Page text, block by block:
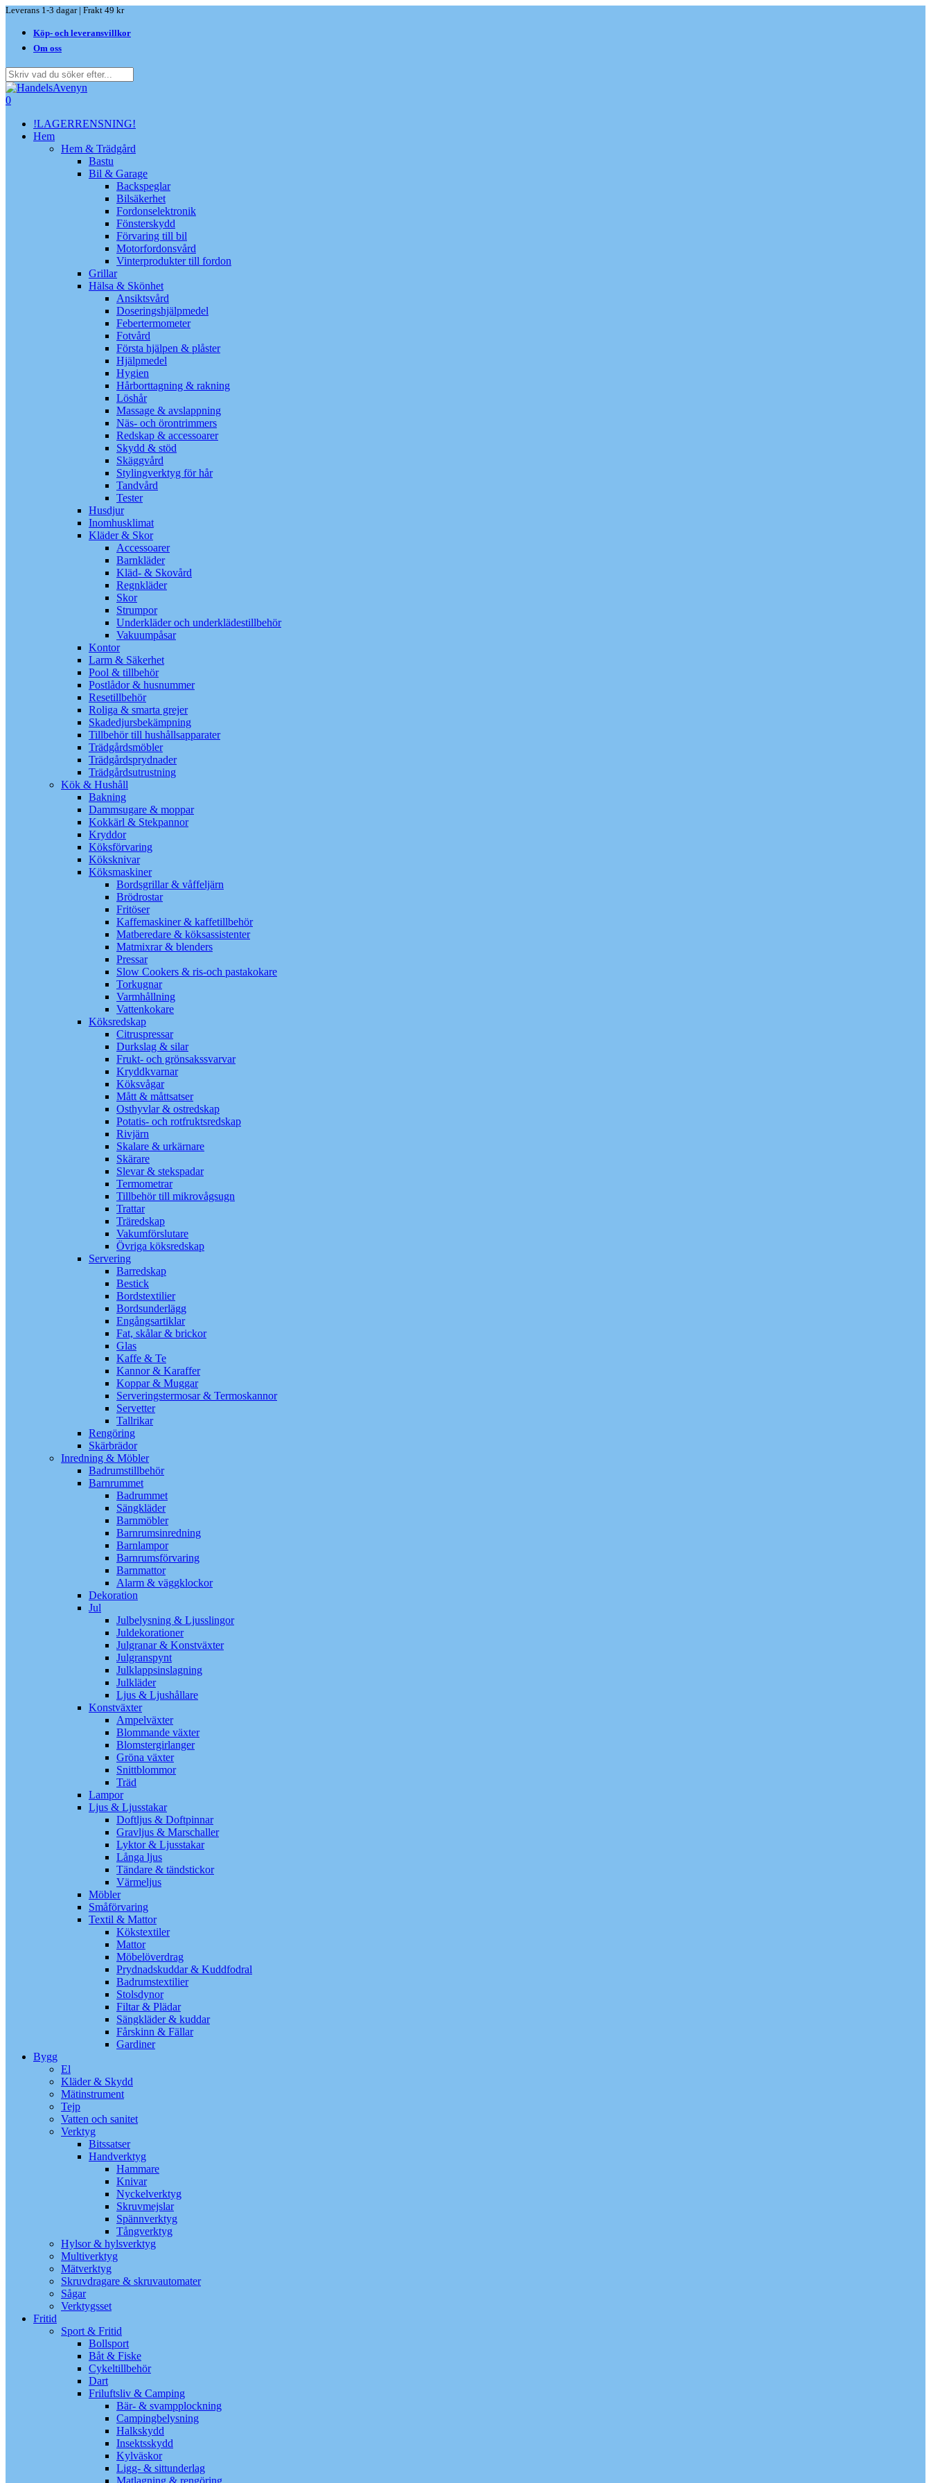
Skip
main
content
Leverans 1-3 dagar | Frakt 49 kr
Köp- och leveransvillkor
Om oss
Close
Search
search
0
!LAGERRENSNING!
Hem
Hem & Trädgård
Bastu
Bil & Garage
Backspeglar
Bilsäkerhet
Fordonselektronik
Fönsterskydd
Förvaring till bil
Motorfordonsvård
Vinterprodukter till fordon
Grillar
Hälsa & Skönhet
Ansiktsvård
Doseringshjälpmedel
Febertermometer
Fotvård
Första hjälpen & plåster
Hjälpmedel
Hygien
Hårborttagning & rakning
Löshår
Massage & avslappning
Näs- och örontrimmers
Redskap & accessoarer
Skydd & stöd
Skäggvård
Stylingverktyg för hår
Tandvård
Tester
Husdjur
Inomhusklimat
Kläder & Skor
Accessoarer
Barnkläder
Kläd- & Skovård
Regnkläder
Skor
Strumpor
Underkläder och underklädestillbehör
Vakuumpåsar
Kontor
Larm & Säkerhet
Pool & tillbehör
Postlådor & husnummer
Resetillbehör
Roliga & smarta grejer
Skadedjursbekämpning
Tillbehör till hushållsapparater
Trädgårdsmöbler
Trädgårdsprydnader
Trädgårdsutrustning
Kök & Hushåll
Bakning
Dammsugare & moppar
Kokkärl & Stekpannor
Kryddor
Köksförvaring
Köksknivar
Köksmaskiner
Bordsgrillar & våffeljärn
Brödrostar
Fritöser
Kaffemaskiner & kaffetillbehör
Matberedare & köksassistenter
Matmixrar & blenders
Pressar
Slow Cookers & ris-och pastakokare
Torkugnar
Varmhållning
Vattenkokare
Köksredskap
Citruspressar
Durkslag & silar
Frukt- och grönsakssvarvar
Kryddkvarnar
Köksvågar
Mått & måttsatser
Osthyvlar & ostredskap
Potatis- och rotfruktsredskap
Rivjärn
Skalare & urkärnare
Skärare
Slevar & stekspadar
Termometrar
Tillbehör till mikrovågsugn
Trattar
Träredskap
Vakumförslutare
Övriga köksredskap
Servering
Barredskap
Bestick
Bordstextilier
Bordsunderlägg
Engångsartiklar
Fat, skålar & brickor
Glas
Kaffe & Te
Kannor & Karaffer
Koppar & Muggar
Serveringstermosar & Termoskannor
Servetter
Tallrikar
Rengöring
Skärbrädor
Inredning & Möbler
Badrumstillbehör
Barnrummet
Badrummet
Sängkläder
Barnmöbler
Barnrumsinredning
Barnlampor
Barnrumsförvaring
Barnmattor
Alarm & väggklockor
Dekoration
Jul
Julbelysning & Ljusslingor
Juldekorationer
Julgranar & Konstväxter
Julgranspynt
Julklappsinslagning
Julkläder
Ljus & Ljushållare
Konstväxter
Ampelväxter
Blommande växter
Blomstergirlanger
Gröna växter
Snittblommor
Träd
Lampor
Ljus & Ljusstakar
Doftljus & Doftpinnar
Gravljus & Marschaller
Lyktor & Ljusstakar
Långa ljus
Tändare & tändstickor
Värmeljus
Möbler
Småförvaring
Textil & Mattor
Kökstextiler
Mattor
Möbelöverdrag
Prydnadskuddar & Kuddfodral
Badrumstextilier
Stolsdynor
Filtar & Plädar
Sängkläder & kuddar
Fårskinn & Fällar
Gardiner
Bygg
El
Kläder & Skydd
Mätinstrument
Tejp
Vatten och sanitet
Verktyg
Bitssatser
Handverktyg
Hammare
Knivar
Nyckelverktyg
Skruvmejslar
Spännverktyg
Tångverktyg
Hylsor & hylsverktyg
Multiverktyg
Mätverktyg
Skruvdragare & skruvautomater
Sågar
Verktygsset
Fritid
Sport & Fritid
Bollsport
Båt & Fiske
Cykeltillbehör
Dart
Friluftsliv & Camping
Bär- & svampplockning
Campingbelysning
Halkskydd
Insektsskydd
Kylväskor
Ligg- & sittunderlag
Matlagning & rengöring